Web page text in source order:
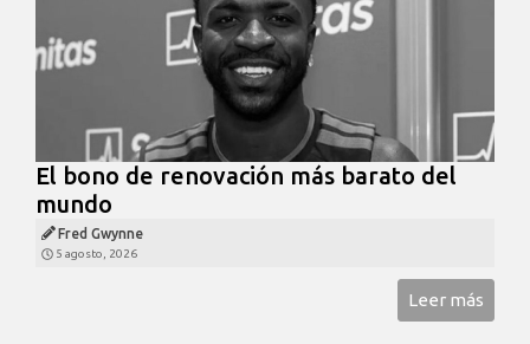
El bono de renovación más barato del
mundo
Fred Gwynne
5 agosto, 2026
Leer más